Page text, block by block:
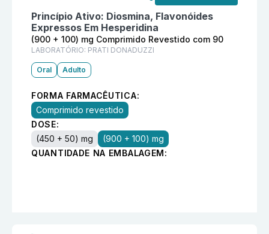
Princípio Ativo: Diosmina, Flavonóides
Expressos Em Hesperidina
(900 + 100) mg Comprimido Revestido com 90
LABORATÓRIO: PRATI DONADUZZI
Oral Adulto
FORMA FARMACÊUTICA:
Comprimido revestido
DOSE:
(450 + 50) mg
(900 + 100) mg
QUANTIDADE NA EMBALAGEM: